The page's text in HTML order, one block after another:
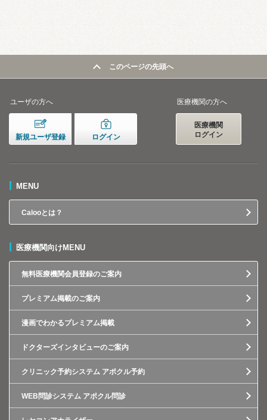
このページの先頭へ
ユーザの方へ
新規ユーザ登録 ログイン
医療機関の方へ
医療機関
ログイン
MENU
Calooとは？
医療機関向けMENU
無料医療機関会員登録のご案内
プレミアム掲載のご案内
漫画でわかるプレミアム掲載
ドクターズインタビューのご案内
クリニック予約システム アポクル予約
WEB問診システム アポクル問診